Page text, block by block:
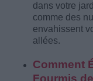
dans votre
comme des
envahissent
allées.
Comment
Fourmis